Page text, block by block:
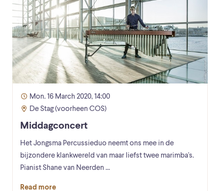
Mon. 16 March 2020, 14:00
De Stag (voorheen COS)
Middagconcert
Het Jongsma Percussieduo neemt ons mee in de
bijzondere klankwereld van maar liefst twee marimba's.
Pianist Shane van Neerden ...
Read more